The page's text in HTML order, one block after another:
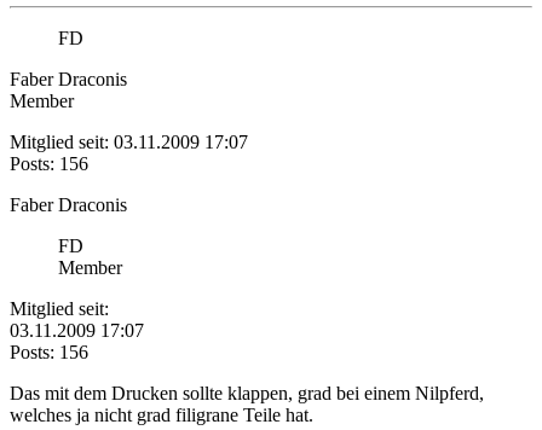
FD
Faber Draconis
Member
Mitglied seit: 03.11.2009 17:07
Posts: 156
Faber Draconis
FD
Member
Mitglied seit:
03.11.2009 17:07
Posts: 156
Das mit dem Drucken sollte klappen, grad bei einem Nilpferd,
welches ja nicht grad filigrane Teile hat.